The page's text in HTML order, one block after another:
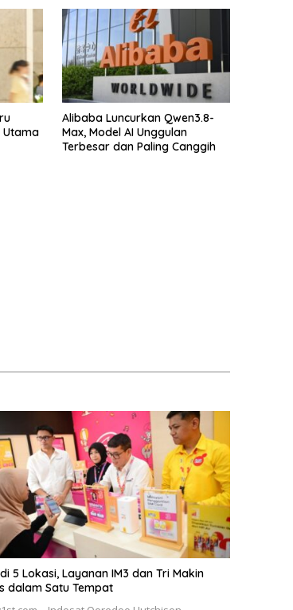
Utama
Alibaba Luncurkan Qwen3.8-
Max, Model AI Unggulan
Terbesar dan Paling Canggih
5 Lokasi, Layanan IM3 dan Tri Makin
dalam Satu Tempat